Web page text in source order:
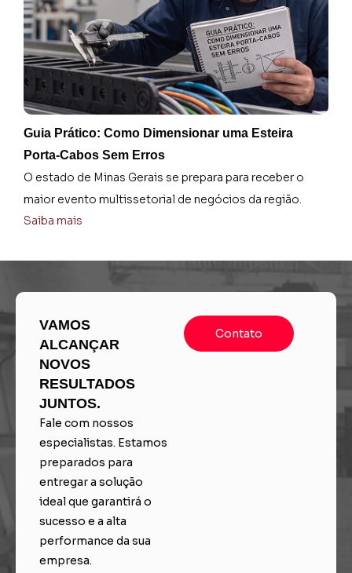
Guia Prático: Como Dimensionar uma Esteira
Porta-Cabos Sem Erros
O estado de Minas Gerais se prepara para receber o
maior evento multissetorial de negócios da região.
Saiba mais
VAMOS
ALCANÇAR
NOVOS
RESULTADOS
JUNTOS.
Fale com nossos
especialistas. Estamos
preparados para
entregar a solução
ideal que garantirá o
sucesso e a alta
performance da sua
empresa.
Contato